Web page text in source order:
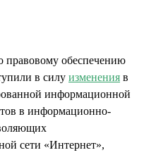
правовому обеспечению
в силу изменения в
информационной
в информационно-
сети «Интернет»,